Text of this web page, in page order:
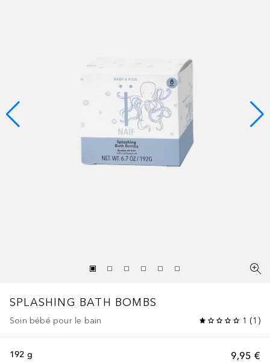
SPLASHING BATH BOMBS
Soin bébé pour le bain 1 (1 )
9,95 €
192 g